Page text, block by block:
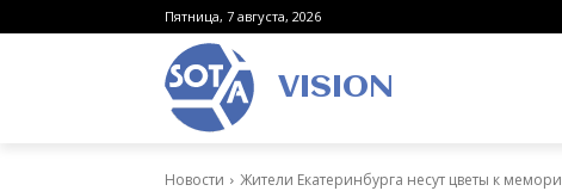
Пятница, 7 августа, 2026
VISION
Новости Жители Екатеринбурга несут цветы к